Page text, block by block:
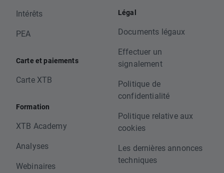
Intérêts
PEA
Carte et paiements
Carte XTB
Formation
XTB Academy
Analyses
Webinaires
Légal
Documents légaux
Effectuer un
signalement
Politique de
confidentialité
Politique relative aux
cookies
Les dernières annonces
techniques